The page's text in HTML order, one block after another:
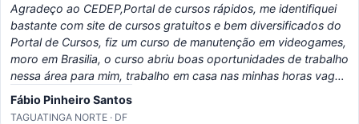
Agradeço ao CEDEP,Portal de cursos rápidos, me identifiquei
bastante com site de cursos gratuitos e bem diversificados do
Portal de Cursos, fiz um curso de manutenção em videogames,
moro em Brasilia, o curso abriu boas oportunidades de trabalho
nessa área para mim, trabalho em casa nas minhas horas vagas
e o material é bem eladorado, separado por temas e matérias,
recomendo o portal, é instrutivo e traz conhecimento certo!
Fábio Pinheiro Santos
TAGUATINGA NORTE · DF